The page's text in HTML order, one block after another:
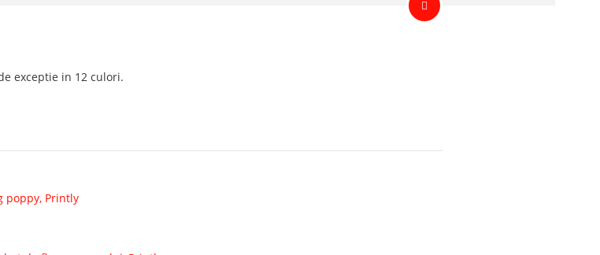
exceptie in 12 culori.